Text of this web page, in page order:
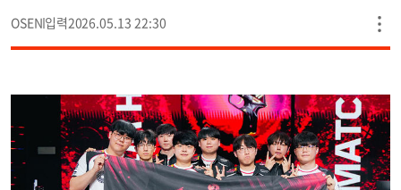
OSEN 2026.05.13 22:30